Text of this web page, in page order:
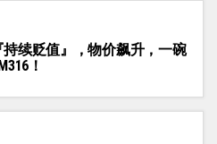
持续贬值』，物价飙升，一碗
！